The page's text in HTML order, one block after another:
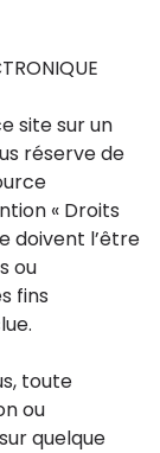
site sur un
réserve de
« Droits
doivent l’être
ou
fins
toute
ou
quelque